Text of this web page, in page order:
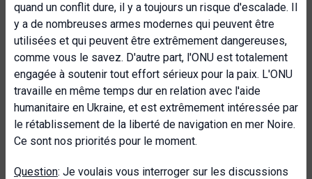
quand un conflit dure, il y a toujours un risque d'escalade. Il
y a de nombreuses armes modernes qui peuvent être
utilisées et qui peuvent être extrêmement dangereuses,
comme vous le savez. D'autre part, l'ONU est totalement
engagée à soutenir tout effort sérieux pour la paix. L'ONU
travaille en même temps dur en relation avec l'aide
humanitaire en Ukraine, et est extrêmement intéressée par
le rétablissement de la liberté de navigation en mer Noire.
Ce sont nos priorités pour le moment.
Question: Je voulais vous interroger sur les discussions